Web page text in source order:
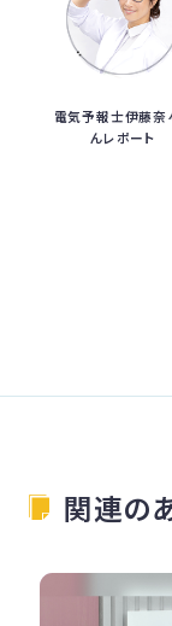
電気予報士伊藤奈
んレポート
関連の